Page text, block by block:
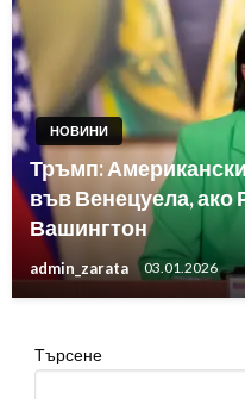
НОВИНИ
Тръмп:
във Венецуела, ако
Вашингтон
admin_zarata 03.01.2026
Търсене